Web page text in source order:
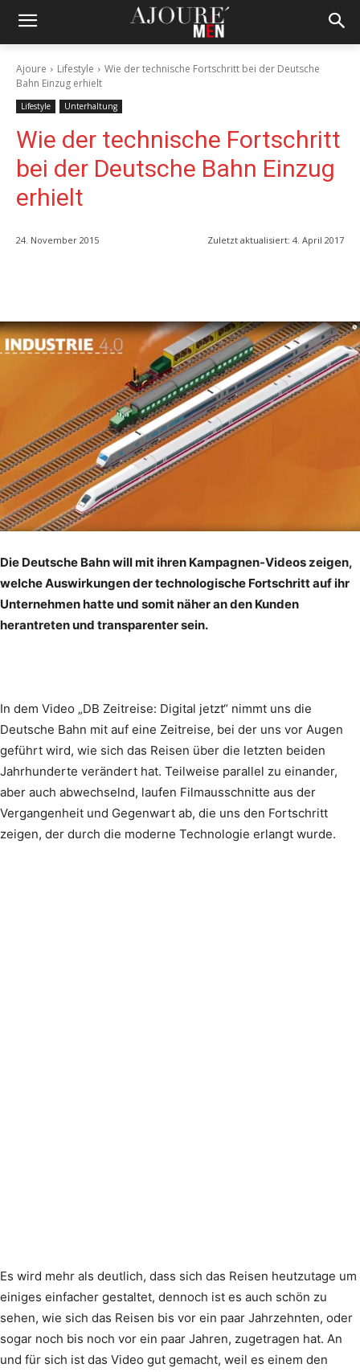
Ajoure Lifestyle
Wie der technische Fortschritt bei der Deutsche
Bahn Einzug erhielt
Lifestyle Unterhaltung
Wie der technische Fortschritt
bei der Deutsche Bahn Einzug
erhielt
24. November 2015 Zuletzt aktualisiert: 4. April 2017
Die Deutsche Bahn will mit ihren Kampagnen-Videos zeigen,
welche Auswirkungen der technologische Fortschritt auf ihr
Unternehmen hatte und somit näher an den Kunden
herantreten und transparenter sein.
In dem Video „DB Zeitreise: Digital jetzt“ nimmt uns die
Deutsche Bahn mit auf eine Zeitreise, bei der uns vor Augen
geführt wird, wie sich das Reisen über die letzten beiden
Jahrhunderte verändert hat. Teilweise parallel zu einander,
aber auch abwechselnd, laufen Filmausschnitte aus der
Vergangenheit und Gegenwart ab, die uns den Fortschritt
zeigen, der durch die moderne Technologie erlangt wurde.
Es wird mehr als deutlich, dass sich das Reisen heutzutage um
einiges einfacher gestaltet, dennoch ist es auch schön zu
sehen, wie sich das Reisen bis vor ein paar Jahrzehnten, oder
sogar noch bis noch vor ein paar Jahren, zugetragen hat. An
und für sich ist das Video gut gemacht, weil es einem den